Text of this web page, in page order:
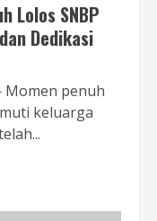
Lolos SNBP
Dedikasi
Momen penuh
keluarga